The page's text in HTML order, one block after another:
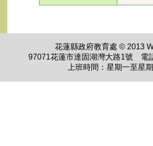
花蓮縣政府教育處 © 2013
97071花蓮市達固湖灣大路1號 電
上班時間：星期一至星